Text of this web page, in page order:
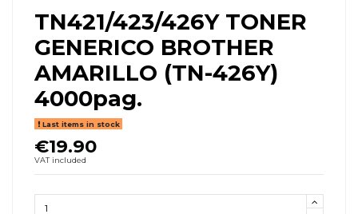
TN421/423/426Y TONER
GENERICO BROTHER
AMARILLO (TN-426Y)
4000pag.
Last items in stock
€19.90
VAT included